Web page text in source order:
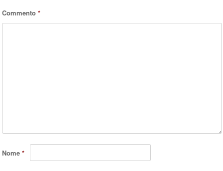
Commento*
Nome*